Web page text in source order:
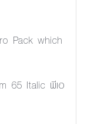
Pack which
65 Italic พีเอ